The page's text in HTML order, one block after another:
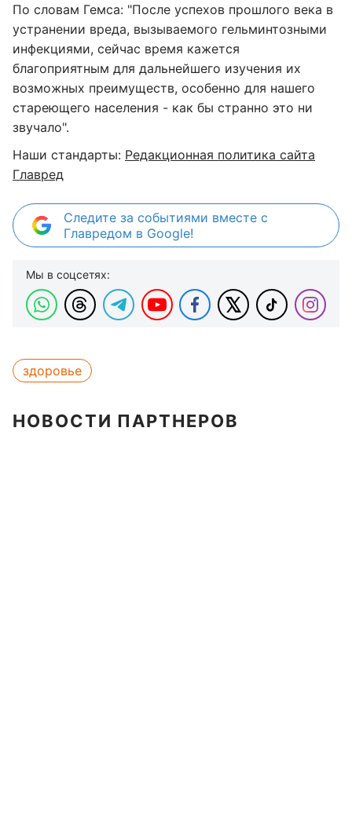
По словам Гемса: "После успехов прошлого века в
устранении вреда, вызываемого гельминтозными
инфекциями, сейчас время кажется
благоприятным для дальнейшего изучения их
возможных преимуществ, особенно для нашего
стареющего населения - как бы странно это ни
звучало".
Наши стандарты: Редакционная политика сайта
Главред
Следите за событиями вместе с
Главредом в Google!
Мы в соцсетях:
здоровье
НОВОСТИ ПАРТНЕРОВ